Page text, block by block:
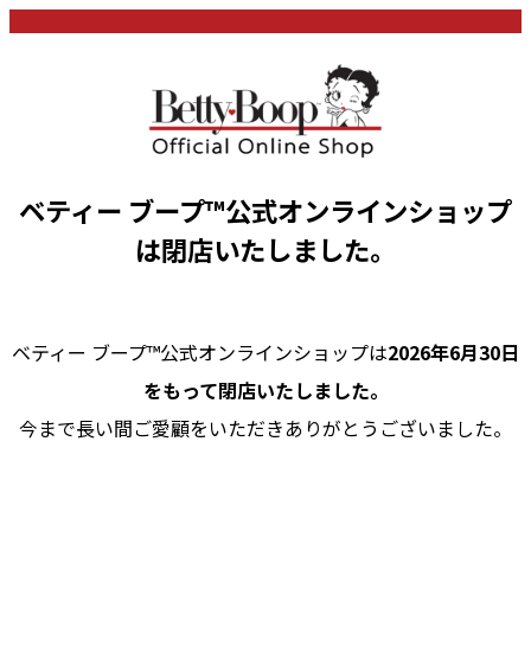
ベティー ブープ™公式オンラインショップ
は閉店いたしました。
ベティー ブープ™公式オンラインショップは2026年6月30日
をもって閉店いたしました。
今まで長い間ご愛顧をいただきありがとうございました。